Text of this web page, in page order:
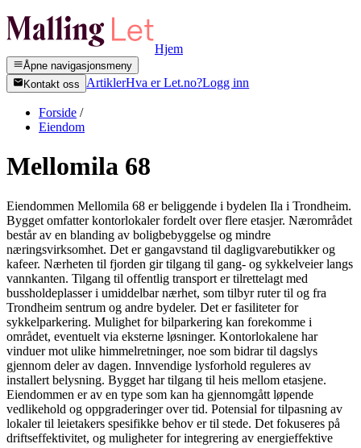
Hjem
Åpne navigasjonsmeny
Kontakt oss
ArtiklerHva er Let.no?Logg inn
Forside /
Eiendom
Mellomila 68
Eiendommen Mellomila 68 er beliggende i bydelen Ila i Trondheim.
Bygget omfatter kontorlokaler fordelt over flere etasjer. Nærområdet
består av en blanding av boligbebyggelse og mindre
næringsvirksomhet. Det er gangavstand til dagligvarebutikker og
kafeer. Nærheten til fjorden gir tilgang til gang- og sykkelveier langs
vannkanten. Tilgang til offentlig transport er tilrettelagt med
bussholdeplasser i umiddelbar nærhet, som tilbyr ruter til og fra
Trondheim sentrum og andre bydeler. Det er fasiliteter for
sykkelparkering. Mulighet for bilparkering kan forekomme i
området, eventuelt via eksterne løsninger. Kontorlokalene har
vinduer mot ulike himmelretninger, noe som bidrar til dagslys
gjennom deler av dagen. Innvendige lysforhold reguleres av
installert belysning. Bygget har tilgang til heis mellom etasjene.
Eiendommen er av en type som kan ha gjennomgått løpende
vedlikehold og oppgraderinger over tid. Potensial for tilpasning av
lokaler til leietakers spesifikke behov er til stede. Det fokuseres på
driftseffektivitet, og muligheter for integrering av energieffektive